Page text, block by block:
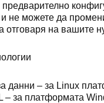
не можете да
отговаря на вашите
данни – за Linux
– за платформата